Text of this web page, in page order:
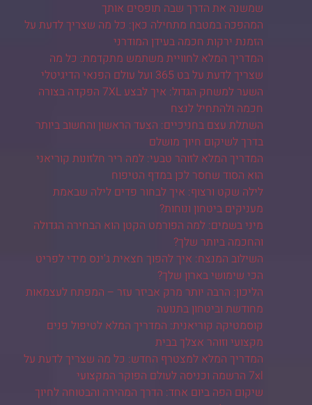
שמשנה את הדרך שבה תופסים אותך
המהפכה במטבח מתחילה כאן: כל מה שצריך לדעת על
הזמנת ירקות חכמה בעידן המודרני
המדריך המלא לחוויית משתמש מתקדמת: כל מה
שצריך לדעת על בט 365 ועל עולם הפנאי הדיגיטלי
השער למשחק הגדול: איך לבצע 7XL הפקדה בצורה
חכמה ולהתחיל לנצח
השתלת עצם בחניכיים: הצעד הראשון והחשוב ביותר
בדרך לשיקום חיוך מושלם
המדריך המלא לזוהר טבעי: למה ריר חלזונות קוריאני
הוא הסוד שחסר לכן במדף הטיפוח
לילה שקט ורצוף: איך לבחור פדים לילה שבאמת
מעניקים ביטחון ונוחות?
מיני בשמים: למה הפורמט הקטן הוא הבחירה הגדולה
והחכמה ביותר שלך?
השילוב המנצח: איך להפוך חצאית ג'ינס מידי לפריט
הכי שימושי בארון שלך?
הליכון: הרבה יותר מרק אביזר עזר – המפתח לעצמאות
מחודשת וביטחון בתנועה
קוסמטיקה קוריאנית: המדריך המלא לטיפול פנים
מקצועי וזוהר אצלך בבית
המדריך המלא למצטרף החדש: כל מה שצריך לדעת על
7xl הרשמה וכניסה לעולם הפוקר המקצועי
שיקום הפה ביום אחד: הדרך המהירה והבטוחה לחיוך